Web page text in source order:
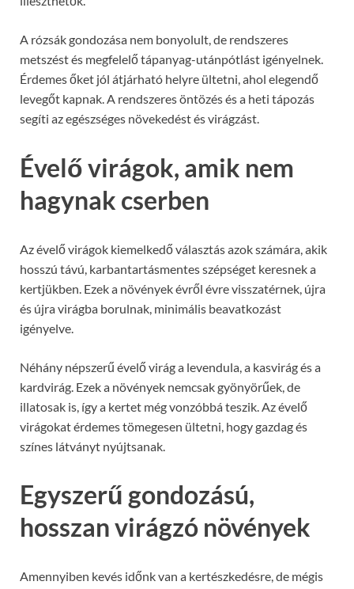
A rózsák gondozása nem bonyolult, de rendszeres
metszést és megfelelő tápanyag-utánpótlást igényelnek.
Érdemes őket jól átjárható helyre ültetni, ahol elegendő
levegőt kapnak. A rendszeres öntözés és a heti tápozás
segíti az egészséges növekedést és virágzást.
Évelő virágok, amik nem
hagynak cserben
Az évelő virágok kiemelkedő választás azok számára, akik
hosszú távú, karbantartásmentes szépséget keresnek a
kertjükben. Ezek a növények évről évre visszatérnek, újra
és újra virágba borulnak, minimális beavatkozást
igényelve.
Néhány népszerű évelő virág a levendula, a kasvirág és a
kardvirág. Ezek a növények nemcsak gyönyörűek, de
illatosak is, így a kertet még vonzóbbá teszik. Az évelő
virágokat érdemes tömegesen ültetni, hogy gazdag és
színes látványt nyújtsanak.
Egyszerű gondozású,
hosszan virágzó növények
Amennyiben kevés időnk van a kertészkedésre, de mégis